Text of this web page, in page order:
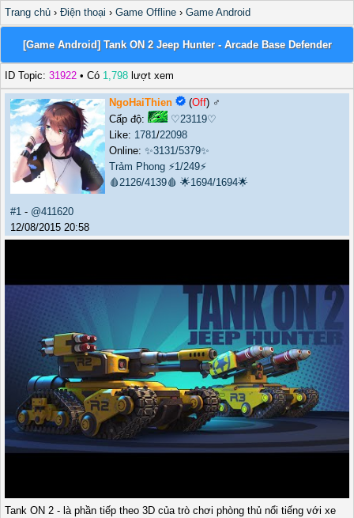
Trang chủ › Điện thoại › Game Offline › Game Android
[Game Android] Tank ON 2 Jeep Hunter - Arcade Base Defender
ID Topic: 31922 • Có 1,798 lượt xem
NgoHaiThien (Off) ♂️
Cấp độ:
♡23119♡
Like: 1781/22098
Online: ✨3131/5379✨
Trảm Phong ⚡1/249⚡
🩸2126/4139🩸 🌟1694/1694🌟
#1 - @411620
12/08/2015 20:58
Tank ON 2 - là phần tiếp theo 3D của trò chơi phòng thủ nổi tiếng với xe